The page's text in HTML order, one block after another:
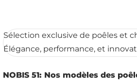
NOBIS 51: Nos modèles des
Sélection exclusive de poêles et
Élégance, performance, et